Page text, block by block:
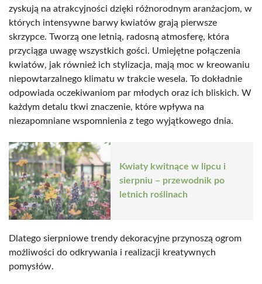
zyskują na atrakcyjności dzięki różnorodnym aranżacjom, w
których intensywne barwy kwiatów grają pierwsze
skrzypce. Tworzą one letnią, radosną atmosferę, która
przyciąga uwagę wszystkich gości. Umiejętne połączenia
kwiatów, jak również ich stylizacja, mają moc w kreowaniu
niepowtarzalnego klimatu w trakcie wesela. To dokładnie
odpowiada oczekiwaniom par młodych oraz ich bliskich. W
każdym detalu tkwi znaczenie, które wpływa na
niezapomniane wspomnienia z tego wyjątkowego dnia.
Kwiaty kwitnące w lipcu i
sierpniu – przewodnik po
letnich roślinach
Dlatego sierpniowe trendy dekoracyjne przynoszą ogrom
możliwości do odkrywania i realizacji kreatywnych
pomysłów.